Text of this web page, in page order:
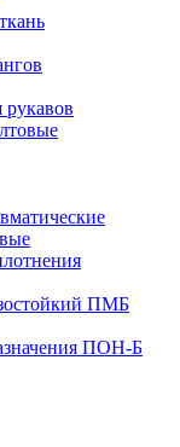
ПМБ
ПОН-Б